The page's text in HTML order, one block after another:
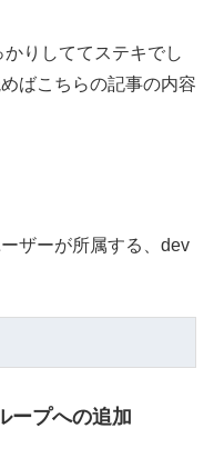
かりしててステキでし
ばこちらの記事の内容
ザーが所属する、dev
ープへの追加